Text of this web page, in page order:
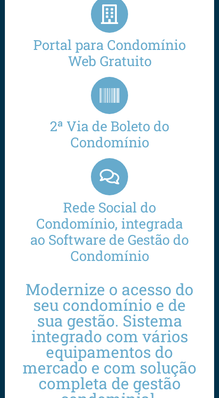
Portal para Condomínio
Web Gratuito
2ª Via de Boleto do
Condomínio
Rede Social do
Condomínio, integrada
ao Software de Gestão do
Condomínio
Modernize o acesso do
seu condomínio e de
sua gestão. Sistema
integrado com vários
equipamentos do
mercado e com solução
completa de gestão